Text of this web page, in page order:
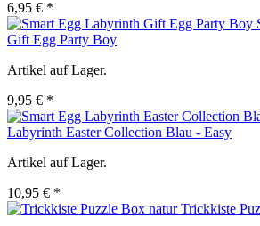
6,95 € *
Gift Egg Party Boy
Artikel auf Lager.
9,95 € *
Labyrinth Easter Collection Blau - Easy
Artikel auf Lager.
10,95 € *
Trickkiste